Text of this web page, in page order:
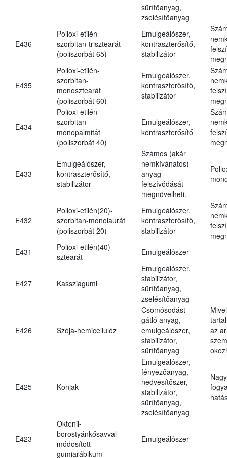
sűrítőanyag,
zselésítőanyag
E436
Polioxi-etilén-
szorbitan-trisztearát
(poliszorbát 65)
Emulgeálószer,
kontraszterősítő,
stabilizátor
E435
Polioxi-etilén-
szorbitan-
monosztearát
(poliszorbát 60)
Emulgeálószer,
kontraszterősítő,
stabilizátor
E434
Polioxi-etilén-
szorbitan-
monopalmitát
(poliszorbát 40)
Emulgeálószer,
kontraszterősítő
E433
Emulgeálószer,
kontraszterősítő,
stabilizátor
Számos (akár
nemkívánatos)
anyag
felszívódását
megnövelheti.
E432
Polioxi-etilén(20)-
szorbitan-monolaurát
(poliszorbát 20)
Emulgeálószer,
kontraszterősítő,
stabilizátor
E431
Polioxi-etilén(40)-
sztearát
Emulgeálószer
E427 Kassziagumi
Emulgeálószer,
stabilizátor,
sűrítőanyag,
zselésítőanyag
E426 Szója-hemicellulóz
Csomósodást
gátló anyag,
emulgeálószer,
stabilizátor,
sűrítőanyag
az
E425 Konjak
Emulgeálószer,
fényezőanyag,
nedvesítőszer,
stabilizátor,
sűrítőanyag,
zselésítőanyag
E423
Oktenil-
borostyánkősavval
módosított
gumiarábikum
Emulgeálószer